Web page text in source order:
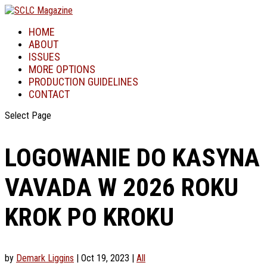
HOME
ABOUT
ISSUES
MORE OPTIONS
PRODUCTION GUIDELINES
CONTACT
Select Page
LOGOWANIE DO KASYNA
VAVADA W 2026 ROKU
KROK PO KROKU
by Demark Liggins Oct 19, 2023 All